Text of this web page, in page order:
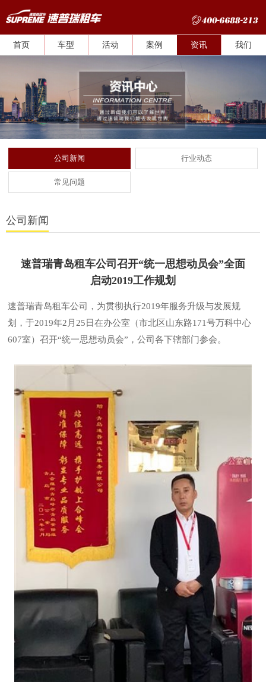
首页 车型 活动 案例 资讯 我们
公司新闻 行业动态
常见问题
公司新闻
速普瑞青岛租车公司召开“统一思想动员会”全面
启动2019工作规划
速普瑞青岛租车公司，为贯彻执行2019年服务升级与发展规
划，于2019年2月25日在办公室（市北区山东路171号万科中心
607室）召开“统一思想动员会”，公司各下辖部门参会。